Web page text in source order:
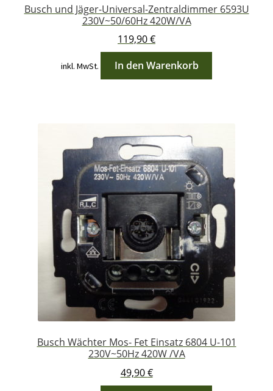
Busch und Jäger-Universal-Zentraldimmer 6593U
230V~50/60Hz 420W/VA
119,90€
inkl. MwSt. In den Warenkorb
Busch Wächter Mos- Fet Einsatz 6804 U-101
230V~50Hz 420W /VA
49,90€